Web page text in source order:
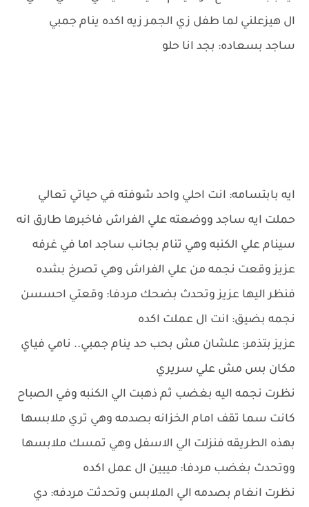
ال هيزعلني لما طفل زي الجمر زيه اكده ينام جمبي
ساجد بسعاده: بجد انا حلو
ايه بابتسامه: انت احلي واحد شوفته في حياتي تعالي
حملت ايه ساجد ووضعته علي الفراش فاخبرها طارق انه
سينام علي الكنبه وهي تنام بجانب ساجد اما في غرفه
عزيز وقعت نجمه من علي الفراش وهي تصرخ بشده
فنظر اليها عزيز وتحدث بضحك مردفا: وقعتي احسسن
نجمه بضيق: انت ال عملت اكده
عزيز بتذمر: علشان مش بحب حد ينام جمبي.. نامي فياي
مكان بس مش علي سريري
نظرت نجمه اليه بغضب ثم ذهبت الي الكنبه وفي الصباح
كانت سما تقف امام الخزانه بصدمه وهي تري ملابسها
بهذه الطريقه فنزلت الي الاسفل وهي تمسك ملابسها
ووتحدث بغضب مردفا: مييين ال عمل اكده
نظرت انغام بصدمه الي الملابس وتحدثت مردفه: دي